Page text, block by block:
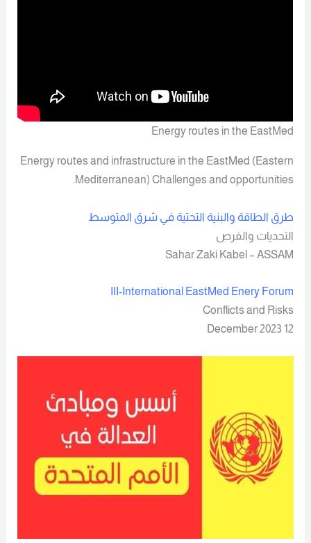
Energy routes in the EastMed
Energy routes and infrastructure in the EastMed (Eastern
Mediterranean) Challenges and opportunities.
طرق الطاقة والبنية التحتية في شرق المتوسط
التحديات والفرص
Sahar Zaki Kabel – ASSAM
III-International EastMed Enery Forum
Conflicts and Risks
12 December 2023